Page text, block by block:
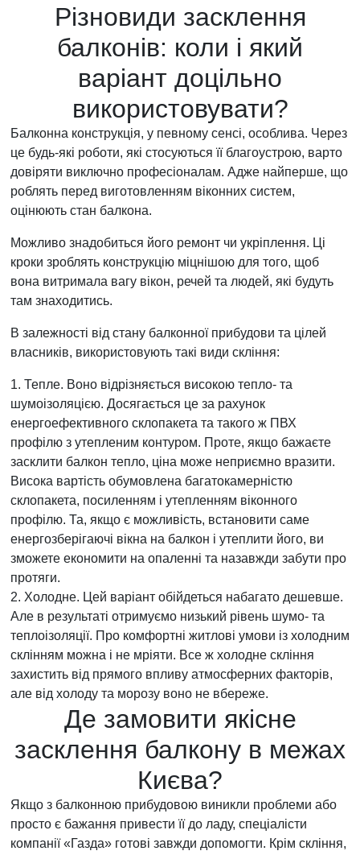
Різновиди засклення
балконів: коли і який
варіант доцільно
використовувати?
Балконна конструкція, у певному сенсі, особлива. Через
це будь-які роботи, які стосуються її благоустрою, варто
довіряти виключно професіоналам. Адже найперше, що
роблять перед виготовленням віконних систем,
оцінюють стан балкона.
Можливо знадобиться його ремонт чи укріплення. Ці
кроки зроблять конструкцію міцнішою для того, щоб
вона витримала вагу вікон, речей та людей, які будуть
там знаходитись.
В залежності від стану балконної прибудови та цілей
власників, використовують такі види скління:
Тепле. Воно відрізняється високою тепло- та
шумоізоляцією. Досягається це за рахунок
енергоефективного склопакета та такого ж ПВХ
профілю з утепленим контуром. Проте, якщо бажаєте
засклити балкон тепло, ціна може неприємно вразити.
Висока вартість обумовлена багатокамерністю
склопакета, посиленням і утепленням віконного
профілю. Та, якщо є можливість, встановити саме
енергозберігаючі вікна на балкон і утеплити його, ви
зможете економити на опаленні та назавжди забути про
протяги.
Холодне. Цей варіант обійдеться набагато дешевше.
Але в результаті отримуємо низький рівень шумо- та
теплоізоляції. Про комфортні житлові умови із холодним
склінням можна і не мріяти. Все ж холодне скління
захистить від прямого впливу атмосферних факторів,
але від холоду та морозу воно не вбереже.
Де замовити якісне
засклення балкону в межах
Києва?
Якщо з балконною прибудовою виникли проблеми або
просто є бажання привести її до ладу, спеціалісти
компанії «Газда» готові завжди допомогти. Крім скління,